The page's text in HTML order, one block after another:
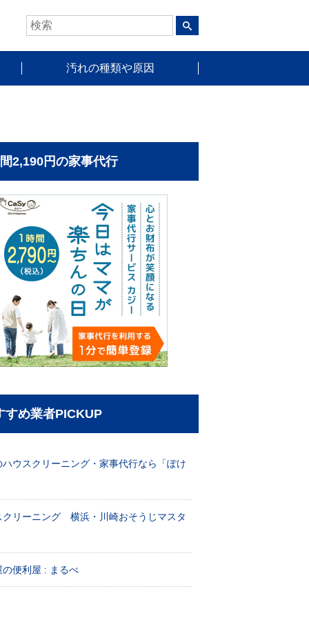
汚れの種類や原因
2,190円の家事代行
すめ業者PICKUP
ハウスクリーニング・家事代行なら「ぽけ
クリーニング 横浜・川崎おそうじマスタ
の便利屋 : まるべ